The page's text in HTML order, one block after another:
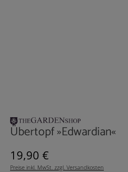
Übertopf »Edwardian«
Regulärer Preis:
19,90 €
Preise inkl. MwSt. zzgl. Versandkosten